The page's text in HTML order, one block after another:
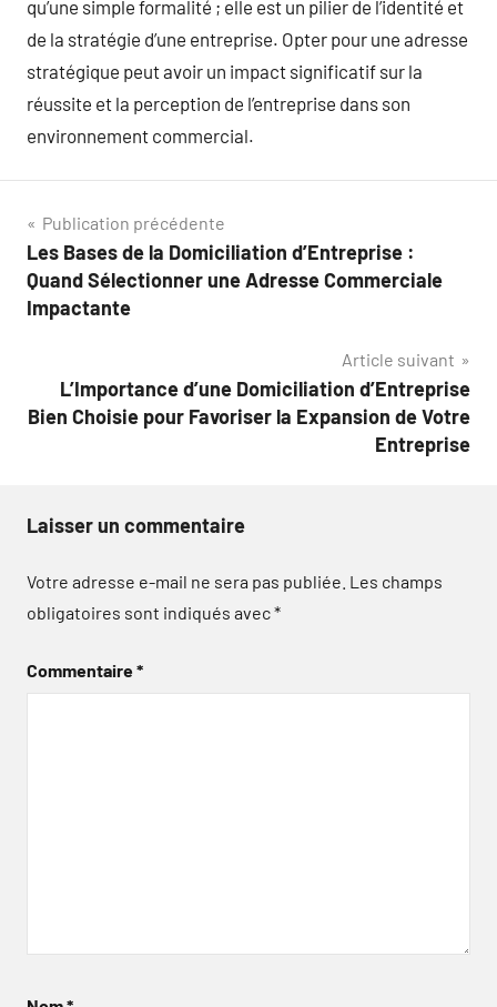
qu’une simple formalité ; elle est un pilier de l’identité et
de la stratégie d’une entreprise. Opter pour une adresse
stratégique peut avoir un impact significatif sur la
réussite et la perception de l’entreprise dans son
environnement commercial.
Navigation
de
l’article
Publication précédente
Les Bases de la Domiciliation d’Entreprise :
Quand Sélectionner une Adresse Commerciale
Impactante
Article suivant
L’Importance d’une Domiciliation d’Entreprise
Bien Choisie pour Favoriser la Expansion de Votre
Entreprise
Laisser un commentaire
Votre adresse e-mail ne sera pas publiée. Les champs
obligatoires sont indiqués avec*
Commentaire*